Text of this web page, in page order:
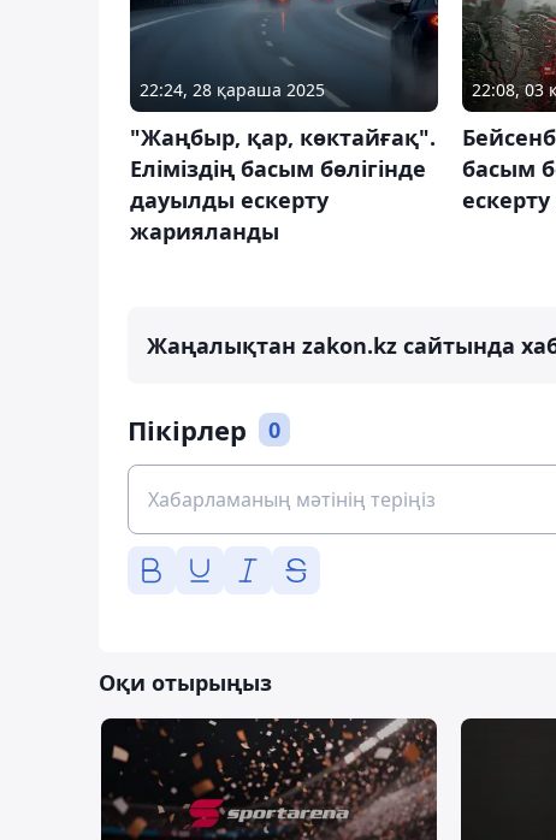
22:24, 28 қараша 2025
"Жаңбыр, қар, көктайғақ".
Еліміздің басым бөлігінде
дауылды ескерту
жарияланды
22:08, 03
басым
Жаңалықтан zakon.kz сайтында
Пікірлер 0
Оқи отырыңыз